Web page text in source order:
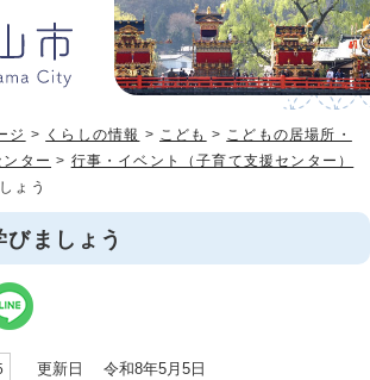
ジ > くらしの情報 > こども > こどもの居場所・
ター > 行事・イベント（子育て支援センター）
ょう
ましょう
更新日 令和8年5月5日